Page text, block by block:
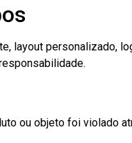
layout personalizado,
ou objeto foi violado